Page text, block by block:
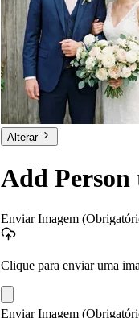
Alterar
Add Person
Enviar Imagem
Clique para enviar uma
Enviar Imagem